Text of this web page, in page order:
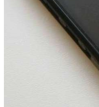
парке прошёл
Волгоградские
заключены